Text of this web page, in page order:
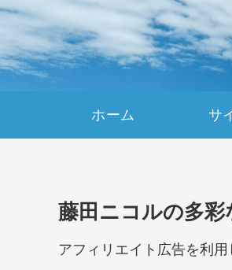
ホーム サ
藤田ニコルの多彩
アフィリエイト広告を利用